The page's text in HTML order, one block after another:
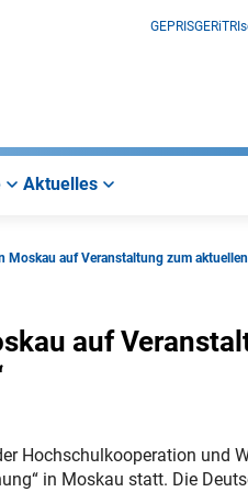
GEPRISGERiT
Aktuelles
Moskau auf Veranstaltung zum
auf
Hochschulkooperation und
in Moskau statt. Die